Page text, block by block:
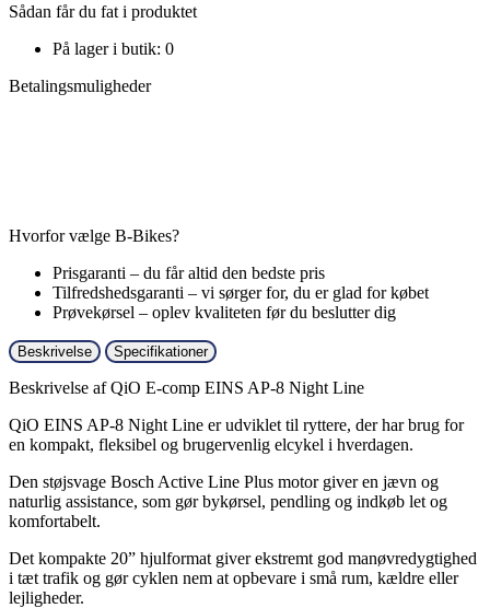
Sådan får du fat i produktet
På lager i butik: 0
Betalingsmuligheder
Hvorfor vælge B-Bikes?
Prisgaranti – du får altid den bedste pris
Tilfredshedsgaranti – vi sørger for, du er glad for købet
Prøvekørsel – oplev kvaliteten før du beslutter dig
Beskrivelse Specifikationer
Beskrivelse af QiO E-comp EINS AP-8 Night Line
QiO EINS AP-8 Night Line er udviklet til ryttere, der har brug for
en kompakt, fleksibel og brugervenlig elcykel i hverdagen.
Den støjsvage Bosch Active Line Plus motor giver en jævn og
naturlig assistance, som gør bykørsel, pendling og indkøb let og
komfortabelt.
Det kompakte 20” hjulformat giver ekstremt god manøvredygtighed
i tæt trafik og gør cyklen nem at opbevare i små rum, kældre eller
lejligheder.